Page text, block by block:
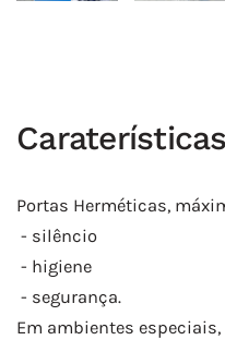
Portas Herméticas,
- silêncio
- higiene
- segurança.
Em ambientes